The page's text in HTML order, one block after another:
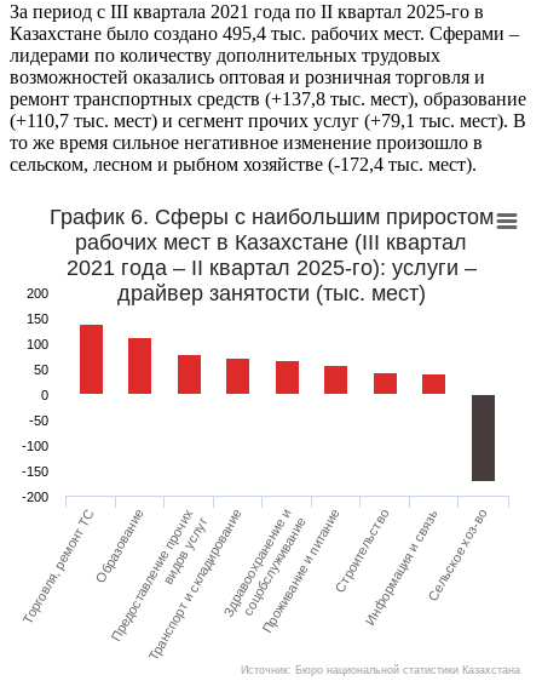
За период с III квартала 2021 года по II квартал 2025-го в
Казахстане было создано 495,4 тыс. рабочих мест. Сферами –
лидерами по количеству дополнительных трудовых
возможностей оказались оптовая и розничная торговля и
ремонт транспортных средств (+137,8 тыс. мест), образование
(+110,7 тыс. мест) и сегмент прочих услуг (+79,1 тыс. мест). В
то же время сильное негативное изменение произошло в
сельском, лесном и рыбном хозяйстве (-172,4 тыс. мест).
График 6. Сферы с наибольшим приростом
рабочих мест в Казахстане (III квартал
2021 года – II квартал 2025-го): услуги –
драйвер занятости (тыс. мест)
Торговля, ремонт ТСОбразование
Предоставление прочих
видов услуг
Транспорт и складированиеЗдравоохранение и
соцобслуживание
Проживание и питаниеСтроительствоИнформация и связьСельское хоз-во
-200
-150
-100
-50
0
50
100
150
200
Источник: Бюро национальной статистики Казахстана